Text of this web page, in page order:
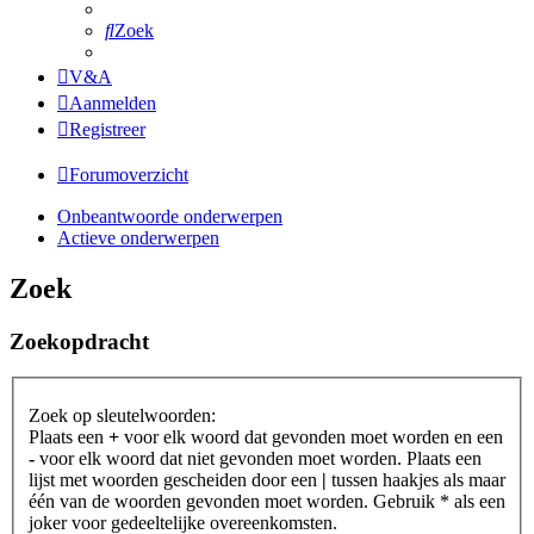
Zoek
V&A
Aanmelden
Registreer
Forumoverzicht
Onbeantwoorde onderwerpen
Actieve onderwerpen
Zoek
Zoekopdracht
Zoek op sleutelwoorden:
Plaats een + voor elk woord dat gevonden moet worden en een
- voor elk woord dat niet gevonden moet worden. Plaats een
lijst met woorden gescheiden door een | tussen haakjes als maar
één van de woorden gevonden moet worden. Gebruik * als een
joker voor gedeeltelijke overeenkomsten.